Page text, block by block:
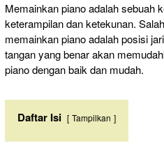
Memainkan piano adalah sebuah
keterampilan dan ketekunan.
memainkan piano adalah posisi
tangan yang benar akan
piano dengan baik dan mudah.
Daftar Isi Tampilkan